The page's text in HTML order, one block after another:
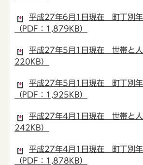
平成27年6月1日現在 町丁別年
（PDF：1,879KB）
平成27年5月1日現在 世帯と人
220KB）
平成27年5月1日現在 町丁別年
（PDF：1,925KB）
平成27年4月1日現在 世帯と人
242KB）
平成27年4月1日現在 町丁別年
（PDF：1,878KB）